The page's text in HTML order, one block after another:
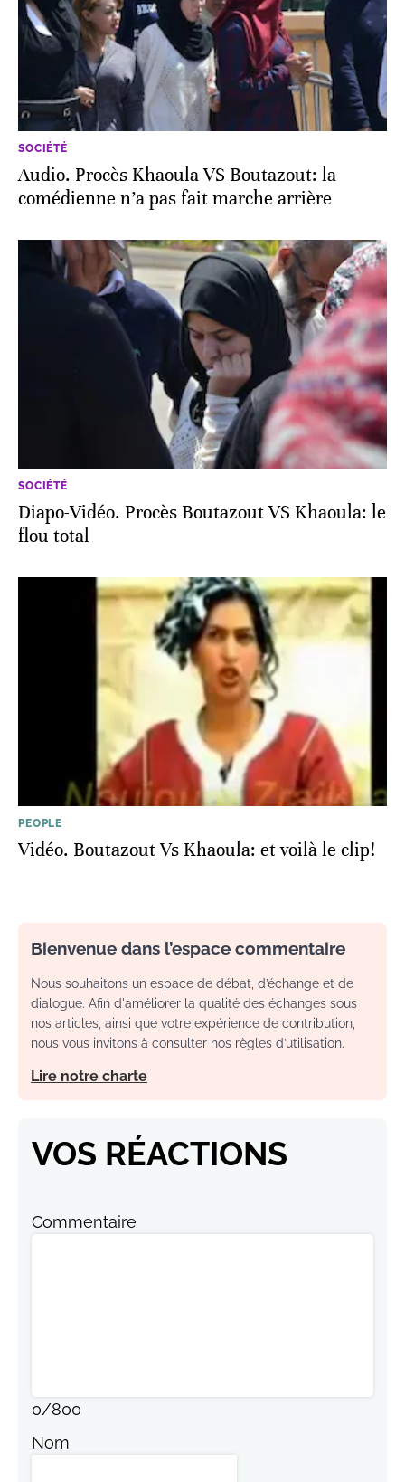
SOCIÉTÉ
Audio. Procès Khaoula VS Boutazout: la
comédienne n’a pas fait marche arrière
SOCIÉTÉ
Diapo-Vidéo. Procès Boutazout VS Khaoula: le
flou total
PEOPLE
Vidéo. Boutazout Vs Khaoula: et voilà le clip!
Bienvenue dans l’espace commentaire
Nous souhaitons un espace de débat, d’échange et de
dialogue. Afin d'améliorer la qualité des échanges sous
nos articles, ainsi que votre expérience de contribution,
nous vous invitons à consulter nos règles d’utilisation.
Lire notre charte
VOS RÉACTIONS
Commentaire
0/800
Nom